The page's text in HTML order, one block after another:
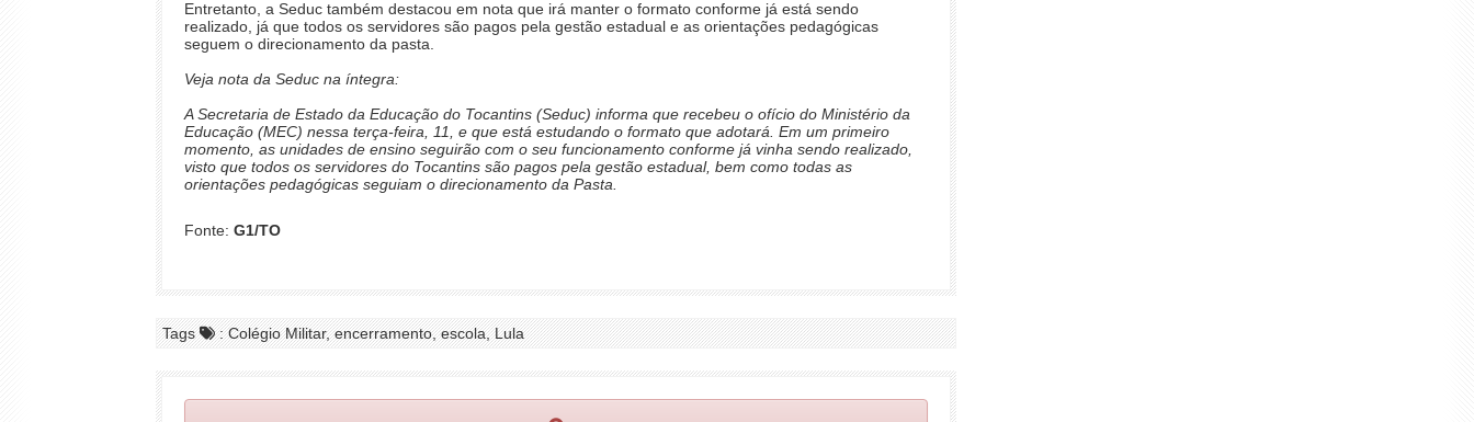
Entretanto, a Seduc também destacou em nota que irá manter o formato conforme já está sendo
realizado, já que todos os servidores são pagos pela gestão estadual e as orientações pedagógicas
seguem o direcionamento da pasta.
Veja nota da Seduc na íntegra:
A Secretaria de Estado da Educação do Tocantins (Seduc) informa que recebeu o ofício do Ministério da
Educação (MEC) nessa terça-feira, 11, e que está estudando o formato que adotará. Em um primeiro
momento, as unidades de ensino seguirão com o seu funcionamento conforme já vinha sendo realizado,
visto que todos os servidores do Tocantins são pagos pela gestão estadual, bem como todas as
orientações pedagógicas seguiam o direcionamento da Pasta.
Fonte: G1/TO
Tags : Colégio Militar, encerramento, escola, Lula